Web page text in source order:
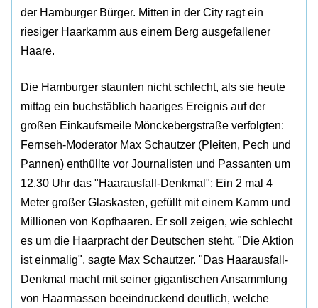
der Hamburger Bürger. Mitten in der City ragt ein
riesiger Haarkamm aus einem Berg ausgefallener
Haare.
Die Hamburger staunten nicht schlecht, als sie heute
mittag ein buchstäblich haariges Ereignis auf der
großen Einkaufsmeile Mönckebergstraße verfolgten:
Fernseh-Moderator Max Schautzer (Pleiten, Pech und
Pannen) enthüllte vor Journalisten und Passanten um
12.30 Uhr das "Haarausfall-Denkmal": Ein 2 mal 4
Meter großer Glaskasten, gefüllt mit einem Kamm und
Millionen von Kopfhaaren. Er soll zeigen, wie schlecht
es um die Haarpracht der Deutschen steht. "Die Aktion
ist einmalig", sagte Max Schautzer. "Das Haarausfall-
Denkmal macht mit seiner gigantischen Ansammlung
von Haarmassen beeindruckend deutlich, welche